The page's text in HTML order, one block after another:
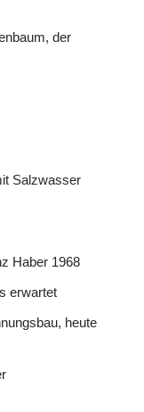
der
Salzwasser
Haber 1968
erwartet
heute